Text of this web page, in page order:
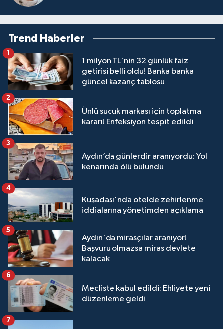
Trend Haberler
1 milyon TL'nin 32 günlük faiz
getirisi belli oldu! Banka banka
güncel kazanç tablosu
1
Ünlü sucuk markası için toplatma
kararı! Enfeksiyon tespit edildi
2
Aydın’da günlerdir aranıyordu: Yol
kenarında ölü bulundu
3
Kuşadası'nda otelde zehirlenme
iddialarına yönetimden açıklama
4
Aydın'da mirasçılar aranıyor!
Başvuru olmazsa miras devlete
kalacak
5
Mecliste kabul edildi: Ehliyete yeni
düzenleme geldi
6
7